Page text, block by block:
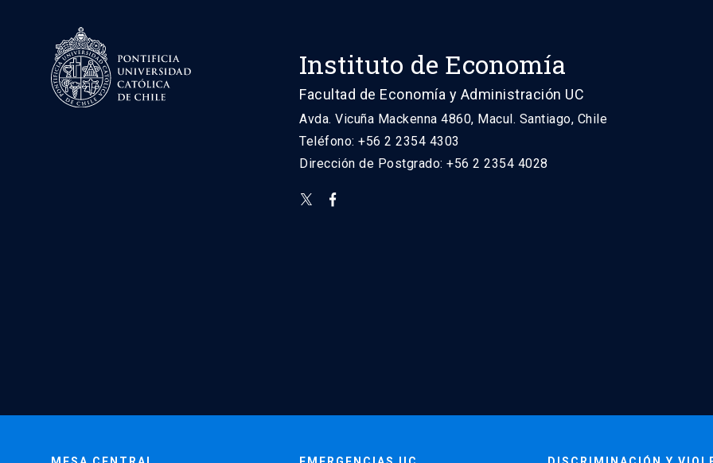
Instituto de Economía
Facultad de Economía y Administración UC
Avda. Vicuña Mackenna 4860, Macul. Santiago, Chile
Teléfono: +56 2 2354 4303
Dirección de Postgrado: +56 2 2354 4028